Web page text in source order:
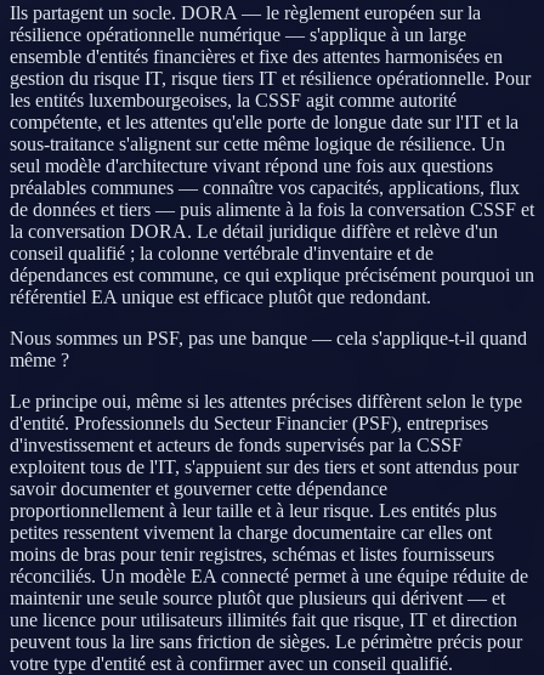
Ils partagent un socle. DORA — le règlement européen sur la
résilience opérationnelle numérique — s'applique à un large
ensemble d'entités financières et fixe des attentes harmonisées en
gestion du risque IT, risque tiers IT et résilience opérationnelle. Pour
les entités luxembourgeoises, la CSSF agit comme autorité
compétente, et les attentes qu'elle porte de longue date sur l'IT et la
sous-traitance s'alignent sur cette même logique de résilience. Un
seul modèle d'architecture vivant répond une fois aux questions
préalables communes — connaître vos capacités, applications, flux
de données et tiers — puis alimente à la fois la conversation CSSF et
la conversation DORA. Le détail juridique diffère et relève d'un
conseil qualifié ; la colonne vertébrale d'inventaire et de
dépendances est commune, ce qui explique précisément pourquoi un
référentiel EA unique est efficace plutôt que redondant.
Nous sommes un PSF, pas une banque — cela s'applique-t-il quand
même ?
Le principe oui, même si les attentes précises diffèrent selon le type
d'entité. Professionnels du Secteur Financier (PSF), entreprises
d'investissement et acteurs de fonds supervisés par la CSSF
exploitent tous de l'IT, s'appuient sur des tiers et sont attendus pour
savoir documenter et gouverner cette dépendance
proportionnellement à leur taille et à leur risque. Les entités plus
petites ressentent vivement la charge documentaire car elles ont
moins de bras pour tenir registres, schémas et listes fournisseurs
réconciliés. Un modèle EA connecté permet à une équipe réduite de
maintenir une seule source plutôt que plusieurs qui dérivent — et
une licence pour utilisateurs illimités fait que risque, IT et direction
peuvent tous la lire sans friction de sièges. Le périmètre précis pour
votre type d'entité est à confirmer avec un conseil qualifié.